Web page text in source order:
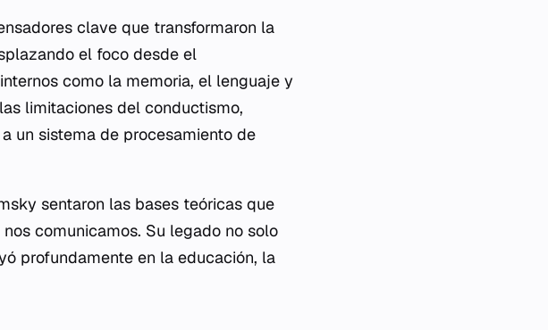
clave que transformaron la
el foco desde el
como la memoria, el lenguaje y
limitaciones del conductismo,
un sistema de procesamiento de
sentaron las bases teóricas que
comunicamos. Su legado no solo
profundamente en la educación, la